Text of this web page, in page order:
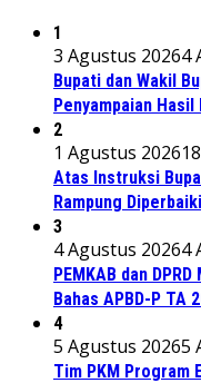
1
3 Agustus 20264
Bupati dan Wakil
Penyampaian Hasil
2
1 Agustus 2026
Atas Instruksi
Rampung Diperbaiki
3
4 Agustus 20264
PEMKAB dan
Bahas APBD-P TA
4
5 Agustus 20265
Tim PKM Program